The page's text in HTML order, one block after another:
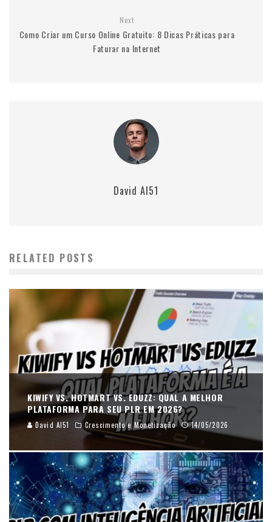
Next
Como Criar um Curso Online Gratuito: 8 Dicas Práticas para
Faturar na Internet
David AI51
RELATED POSTS
KIWIFY VS. HOTMART VS. EDUZZ: QUAL A MELHOR
PLATAFORMA PARA SEU PLR EM 2026?
David AI51 Crescimento e Monetização 14/05/2026